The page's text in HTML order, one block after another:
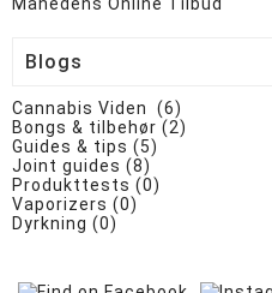
Månedens Online Tilbud
Blogs
Cannabis Viden (6)
Bongs & tilbehør (2)
Guides & tips (5)
Joint guides (8)
Produkttests (0)
Vaporizers (0)
Dyrkning (0)